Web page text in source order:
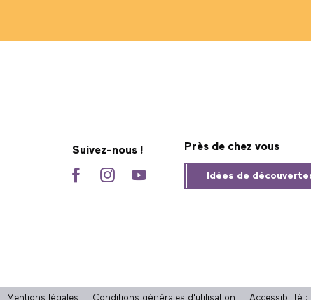
Suivez-nous ! Près de chez vous
Idées de